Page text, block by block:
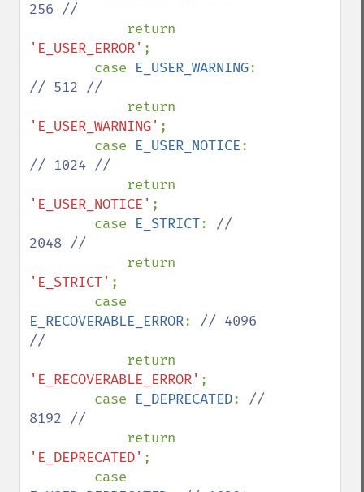
256 //
'E_USER_ERROR' ;
        case
E_USER_WARNING
// 512 //
'E_USER_WARNING' ;
        case
E_USER_NOTICE
// 1024 //
'E_USER_NOTICE' ;
        case
E_STRICT: //
2048 //
'E_STRICT' ;
E_RECOVERABLE_ERROR: // 4096
//
'E_RECOVERABLE_ERROR' ;
        case
E_DEPRECATED: //
8192 //
'E_DEPRECATED' ;